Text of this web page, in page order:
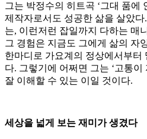
그는 박정수의 히트곡 ‘그대 품에
제작자로서도 성공한 삶을 살았다
는, 이런저런 잡일까지 다하는 매
그 경험은 지금도 그에게 삶의 자
한마디로 가요계의 정상에서부터
다. 그렇기에 어쩌면 그는 ‘고통
잘 이해할 수 있는 이일 것이다.
세상을 넓게 보는 재미가 생겼다